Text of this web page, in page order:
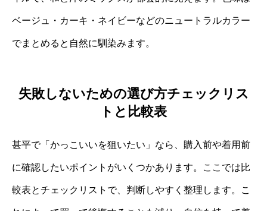
ベージュ・カーキ・ネイビーなどのニュートラルカラー
でまとめると自然に馴染みます。
失敗しないための選び方チェックリス
トと比較表
甚平で「かっこいいを狙いたい」なら、購入前や着用前
に確認したいポイントがいくつかあります。ここでは比
較表とチェックリストで、判断しやすく整理します。こ